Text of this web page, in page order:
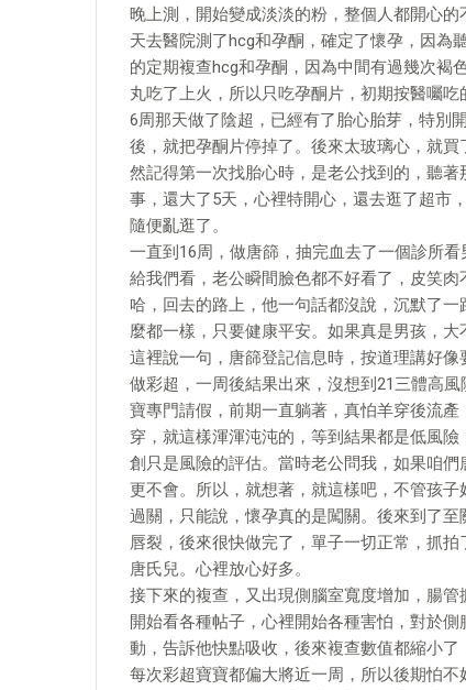
晚上測，開始變成淡淡的粉，整個人都開心
天去醫院測了hcg和孕酮，確定了懷孕，因為
的定期複查hcg和孕酮，因為中間有過幾次褐
丸吃了上火，所以只吃孕酮片，初期按醫囑吃
6周那天做了陰超，已經有了胎心胎芽，特別
後，就把孕酮片停掉了。後來太玻璃心，就
然記得第一次找胎心時，是老公找到的，聽
事，還大了5天，心裡特開心，還去逛了超市
隨便亂逛了。
一直到16周，做唐篩，抽完血去了一個診所
給我們看，老公瞬間臉色都不好看了，皮笑
哈，回去的路上，他一句話都沒說，沉默了
麼都一樣，只要健康平安。如果真是男孩，大
這裡說一句，唐篩登記信息時，按道理講好
做彩超，一周後結果出來，沒想到21三體高
寶專門請假，前期一直躺著，真怕羊穿後流
穿，就這樣渾渾沌沌的，等到結果都是低風
創只是風險的評估。當時老公問我，如果咱
更不會。所以，就想著，就這樣吧，不管孩
過關，只能說，懷孕真的是闖關。後來到了
唇裂，後來很快做完了，單子一切正常，抓
唐氏兒。心裡放心好多。
接下來的複查，又出現側腦室寬度增加，腸
開始看各種帖子，心裡開始各種害怕，對於
動，告訴他快點吸收，後來複查數值都縮小了
每次彩超寶寶都偏大將近一周，所以後期怕